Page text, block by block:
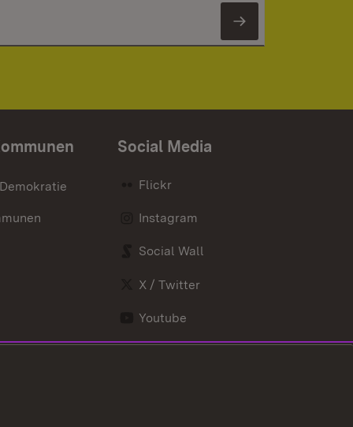
Newsletter
Social Media
Flickr
Instagram
Social Wall
X / Twitter
Youtube